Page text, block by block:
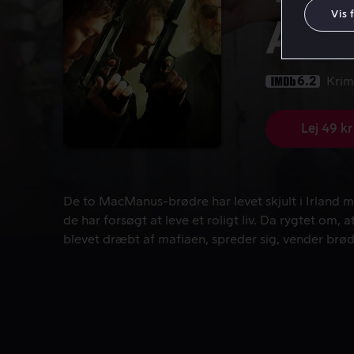
All
6.2
Lej 49 kr
De to MacManus-brødre har levet skjult i Irland
De to MacManus-brødre har levet skjult i Irland
de har forsøgt at leve et roligt liv. Da rygtet om,
blevet dræbt af mafiaen, spreder sig, vender
Vis